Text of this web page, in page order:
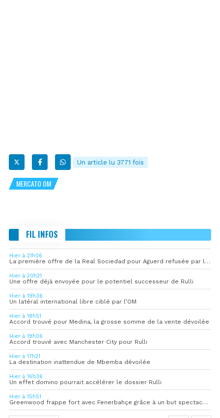
Un article lu 3771 fois
MERCATO OM
FIL INFOS
Hier à 21h06
La première offre de la Real Sociedad pour Aguerd refusée par l’OM
Hier à 20h21
Une offre déjà envoyée pour le potentiel successeur de Rulli
Hier à 19h36
Un latéral international libre ciblé par l’OM
Hier à 18h51
Accord trouvé pour Medina, la grosse somme de la vente dévoilée
Hier à 18h06
Accord trouvé avec Manchester City pour Rulli
Hier à 17h21
La destination inattendue de Mbemba dévoilée
Hier à 16h36
Un effet domino pourrait accélérer le dossier Rulli
Hier à 15h51
Greenwood frappe fort avec Fenerbahçe grâce à un but spectaculaire